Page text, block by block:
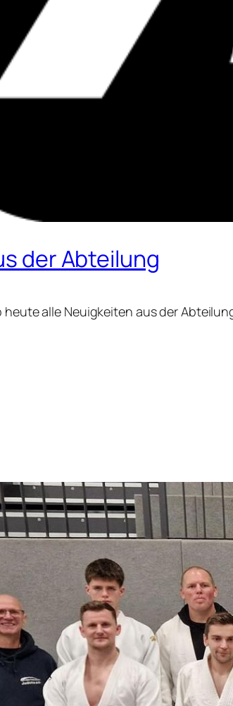
der Abteilung
heute alle Neuigkeiten aus der